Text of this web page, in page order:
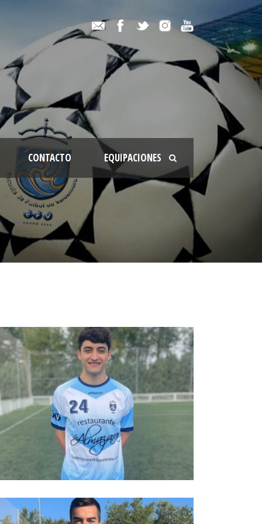
CONTACTO EQUIPACIONES